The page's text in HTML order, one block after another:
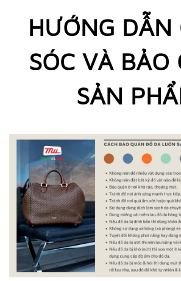
HƯỚNG DẪN
SÓC VÀ BẢO
SẢN